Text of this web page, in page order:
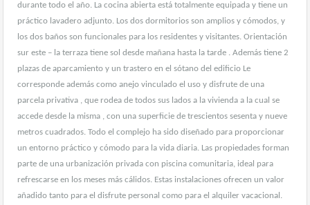
durante todo el año. La cocina abierta está totalmente equipada y tiene un
práctico lavadero adjunto. Los dos dormitorios son amplios y cómodos, y
los dos baños son funcionales para los residentes y visitantes. Orientación
sur este – la terraza tiene sol desde mañana hasta la tarde . Además tiene 2
plazas de aparcamiento y un trastero en el sótano del edificio Le
corresponde además como anejo vinculado el uso y disfrute de una
parcela privativa , que rodea de todos sus lados a la vivienda a la cual se
accede desde la misma , con una superficie de trescientos sesenta y nueve
metros cuadrados. Todo el complejo ha sido diseñado para proporcionar
un entorno práctico y cómodo para la vida diaria. Las propiedades forman
parte de una urbanización privada con piscina comunitaria, ideal para
refrescarse en los meses más cálidos. Estas instalaciones ofrecen un valor
añadido tanto para el disfrute personal como para el alquiler vacacional.